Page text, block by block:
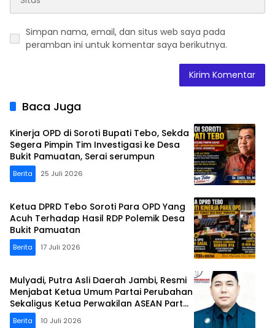
Simpan nama, email, dan situs web saya pada
peramban ini untuk komentar saya berikutnya.
Baca Juga
Kinerja OPD di Soroti Bupati Tebo, Sekda
Segera Pimpin Tim Investigasi ke Desa
Bukit Pamuatan, Serai serumpun
Berita 25 Juli 2026
Ketua DPRD Tebo Soroti Para OPD Yang
Acuh Terhadap Hasil RDP Polemik Desa
Bukit Pamuatan
Berita 17 Juli 2026
Mulyadi, Putra Asli Daerah Jambi, Resmi
Menjabat Ketua Umum Partai Perubahan
Sekaligus Ketua Perwakilan ASEAN Partai
Perubahan di Malaysia
Berita 10 Juli 2026